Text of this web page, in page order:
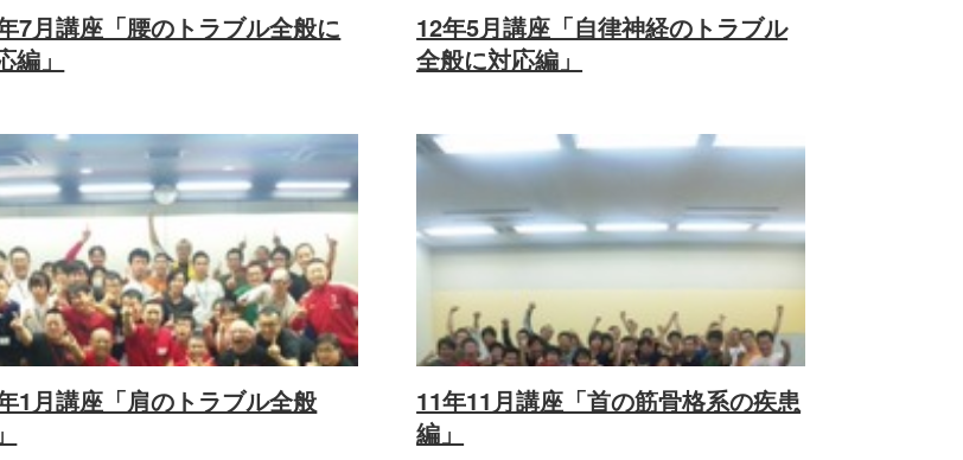
7月講座「腰のトラブル全般に
編」
12年5月講座「自律神経のトラブル
全般に対応編」
1月講座「肩のトラブル全般
11年11月講座「首の筋骨格系の疾患
編」